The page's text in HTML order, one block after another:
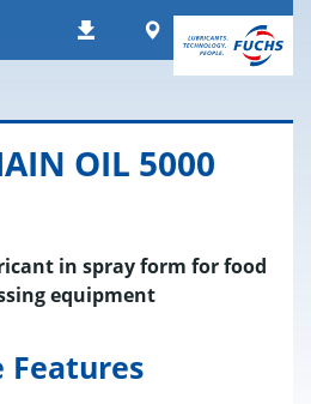
AtsisiuntimaiWorldwide
OIL 5000
in spray form for food
equipment
Features